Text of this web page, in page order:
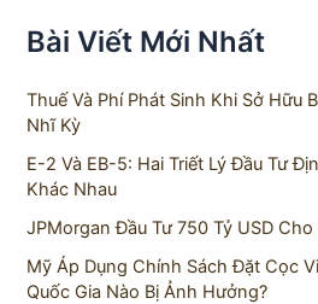
Bài Viết Mới Nhất
Thuế Và Phí Phát Sinh Khi Sở Hữu
Nhĩ Kỳ
E-2 Và EB-5: Hai Triết Lý Đầu Tư
Khác Nhau
JPMorgan Đầu Tư 750 Tỷ USD
Mỹ Áp Dụng Chính Sách Đặt Cọc
Quốc Gia Nào Bị Ảnh Hưởng?